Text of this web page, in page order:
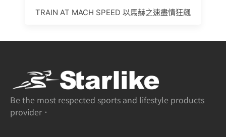
TRAIN AT MACH SPEED 以馬赫之速盡情狂飆
Be the most respected sports and lifestyle products
provider．